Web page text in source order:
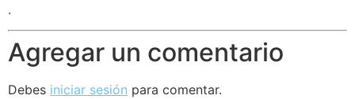
.
Agregar un comentario
Debes iniciar sesión para comentar.